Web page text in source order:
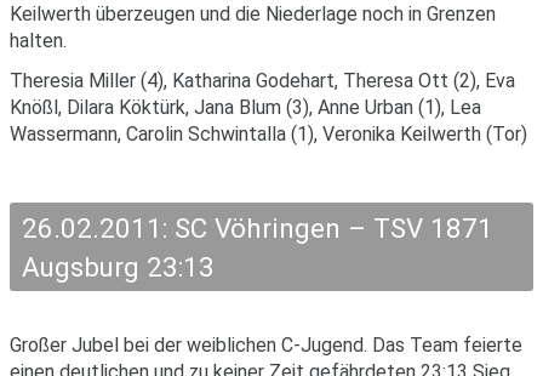
Keilwerth überzeugen und die Niederlage noch in Grenzen
halten.
Theresia Miller (4), Katharina Godehart, Theresa Ott (2), Eva
Knößl, Dilara Köktürk, Jana Blum (3), Anne Urban (1), Lea
Wassermann, Carolin Schwintalla (1), Veronika Keilwerth (Tor)
26.02.2011: SC Vöhringen – TSV 1871
Augsburg 23:13
Großer Jubel bei der weiblichen C-Jugend. Das Team feierte